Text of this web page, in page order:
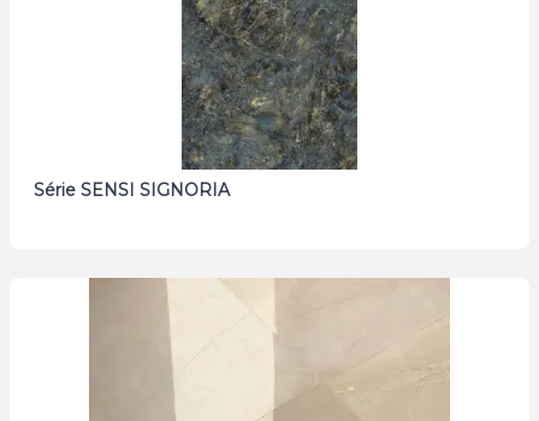
Série SENSI SIGNORIA